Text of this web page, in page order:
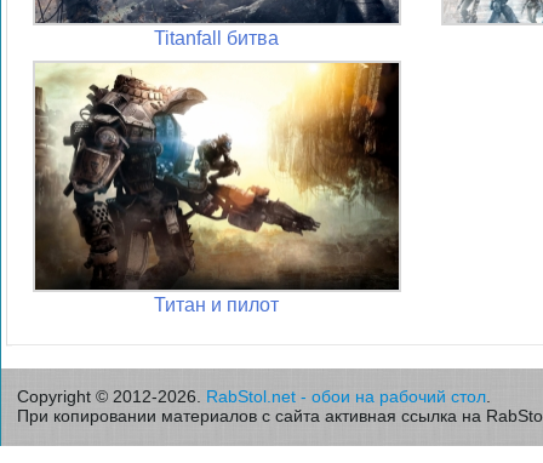
Titanfall битва
Титан и пилот
Copyright © 2012-2026. RabStol.net - обои на рабочий стол
При копировании материалов с сайта активная ссылка на